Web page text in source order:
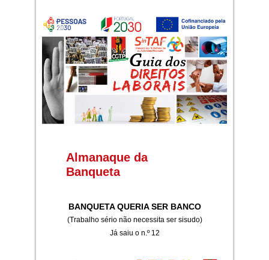
Almanaque da
Banqueta
BANQUETA QUERIA SER BANCO
(Trabalho sério não necessita ser sisudo)
Já saiu o n.º 12